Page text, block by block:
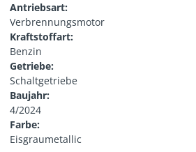
Antriebsart:
Verbrennungsmotor
Kraftstoffart:
Benzin
Getriebe:
Schaltgetriebe
Baujahr:
4/2024
Farbe:
Eisgraumetallic